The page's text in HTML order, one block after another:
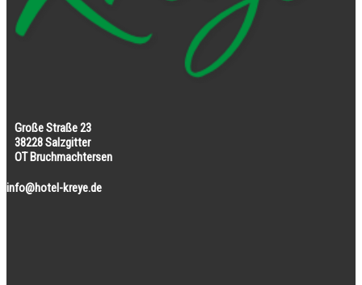
Große Straße 23
38228 Salzgitter
OT Bruchmachtersen
info@hotel-kreye.de